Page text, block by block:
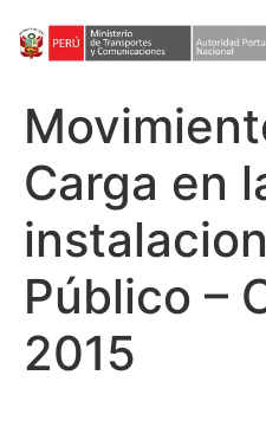
Carga en
Público –
2015